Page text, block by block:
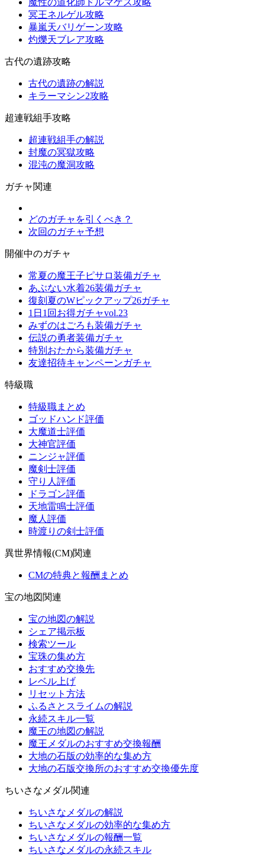
魔性の道化師ドルマゲス攻略
冥王ネルゲル攻略
暴嵐天バリゲーン攻略
灼爍天ブレア攻略
古代の遺跡攻略
古代の遺跡の解説
キラーマシン2攻略
超連戦組手攻略
超連戦組手の解説
封魔の冥獄攻略
混沌の魔洞攻略
ガチャ関連
どのガチャを引くべき？
次回のガチャ予想
開催中のガチャ
常夏の魔王子ピサロ装備ガチャ
あぶない水着26装備ガチャ
復刻夏のWピックアップ26ガチャ
1日1回お得ガチャvol.23
みずのはごろも装備ガチャ
伝説の勇者装備ガチャ
特別おたから装備ガチャ
友達招待キャンペーンガチャ
特級職
特級職まとめ
ゴッドハンド評価
大魔道士評価
大神官評価
ニンジャ評価
魔剣士評価
守り人評価
ドラゴン評価
天地雷鳴士評価
魔人評価
時渡りの剣士評価
異世界情報(CM)関連
CMの特典と報酬まとめ
宝の地図関連
宝の地図の解説
シェア掲示板
検索ツール
宝珠の集め方
おすすめ交換先
レベル上げ
リセット方法
ふるさとスライムの解説
永続スキル一覧
魔王の地図の解説
魔王メダルのおすすめ交換報酬
大地の石版の効率的な集め方
大地の石版交換所のおすすめ交換優先度
ちいさなメダル関連
ちいさなメダルの解説
ちいさなメダルの効率的な集め方
ちいさなメダルの報酬一覧
ちいさなメダルの永続スキル